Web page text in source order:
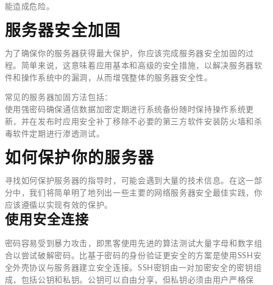
能造成危险。
服务器安全加固
为了确保你的服务器获得最大保护，你应该完成服务器安全加固的过
程。简单来说，这意味着应用基本和高级的安全措施，以解决服务器软
件和操作系统中的漏洞，从而增强整体的服务器安全性。
常见的服务器加固方法包括：
使用强密码确保通信数据加密定期进行系统备份随时保持操作系统更
新，并在发布时应用安全补丁移除不必要的第三方软件安装防火墙和杀
毒软件定期进行渗透测试。
如何保护你的服务器
寻找如何保护服务器的指导时，可能会遇到大量的技术信息。在这一部
分中，我们将简单明了地列出一些主要的网络服务器安全最佳实践，你
应该遵循以实现有效的保护。
使用安全连接
密码容易受到暴力攻击，即黑客使用先进的算法测试大量字母和数字组
合以尝试破解密码。比基于密码的身份验证更安全的方案是使用SSH安
全外壳协议与服务器建立安全连接。SSH密钥由一对加密安全的密钥组
成，包括公钥和私钥。公钥可以自由分享，但私钥必须由用户严格保